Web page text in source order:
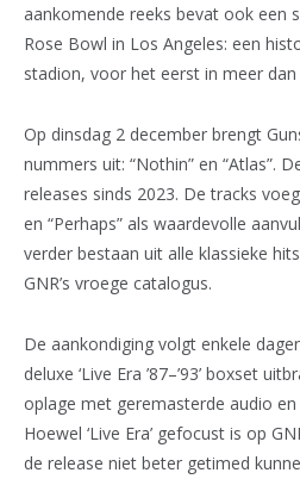
aankomende reeks bevat ook een
Rose Bowl in Los Angeles: een
stadion, voor het eerst in meer dan
Op dinsdag 2 december brengt
nummers uit: “Nothin” en “Atlas”.
releases sinds 2023. De tracks
en “Perhaps” als waardevolle
verder bestaan uit alle klassieke
GNR’s vroege catalogus.
De aankondiging volgt enkele
deluxe ‘Live Era ’87–’93’ boxset
oplage met geremasterde audio
Hoewel ‘Live Era’ gefocust is op
de release niet beter getimed